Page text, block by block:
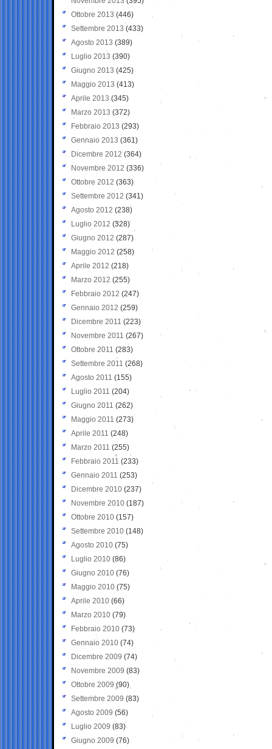
Ottobre 2013 (446)
Settembre 2013 (433)
Agosto 2013 (389)
Luglio 2013 (390)
Giugno 2013 (425)
Maggio 2013 (413)
Aprile 2013 (345)
Marzo 2013 (372)
Febbraio 2013 (293)
Gennaio 2013 (361)
Dicembre 2012 (364)
Novembre 2012 (336)
Ottobre 2012 (363)
Settembre 2012 (341)
Agosto 2012 (238)
Luglio 2012 (328)
Giugno 2012 (287)
Maggio 2012 (258)
Aprile 2012 (218)
Marzo 2012 (255)
Febbraio 2012 (247)
Gennaio 2012 (259)
Dicembre 2011 (223)
Novembre 2011 (267)
Ottobre 2011 (283)
Settembre 2011 (268)
Agosto 2011 (155)
Luglio 2011 (204)
Giugno 2011 (262)
Maggio 2011 (273)
Aprile 2011 (248)
Marzo 2011 (255)
Febbraio 2011 (233)
Gennaio 2011 (253)
Dicembre 2010 (237)
Novembre 2010 (187)
Ottobre 2010 (157)
Settembre 2010 (148)
Agosto 2010 (75)
Luglio 2010 (86)
Giugno 2010 (76)
Maggio 2010 (75)
Aprile 2010 (66)
Marzo 2010 (79)
Febbraio 2010 (73)
Gennaio 2010 (74)
Dicembre 2009 (74)
Novembre 2009 (83)
Ottobre 2009 (90)
Settembre 2009 (83)
Agosto 2009 (56)
Luglio 2009 (83)
Giugno 2009 (76)